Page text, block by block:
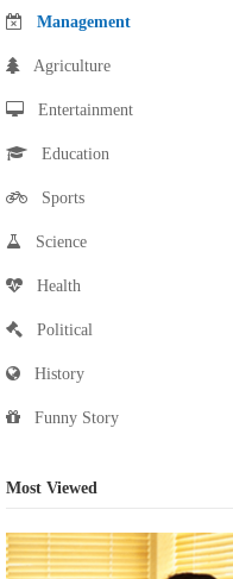
Management
Agriculture
Entertainment
Education
Sports
Science
Health
Political
History
Funny Story
Most Viewed